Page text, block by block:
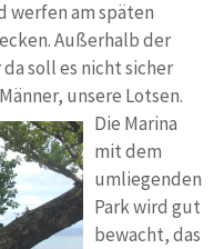
werfen am späten
Außerhalb der
soll es nicht sicher
unsere Lotsen.
Die Marina
mit dem
umliegenden
Park wird gut
bewacht, das